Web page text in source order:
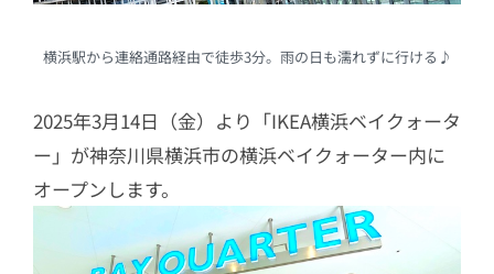
横浜駅から連絡通路経由で徒歩3分。雨の日も濡れずに行ける♪
2025年3月14日（金）より「IKEA横浜ベイクォータ
ー」が神奈川県横浜市の横浜ベイクォーター内に
オープンします。